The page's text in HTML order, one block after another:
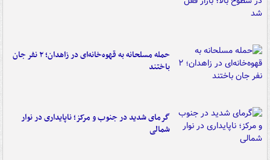
حمله مسلحانه به قهوه‌خانه‌ای در زاهدان؛ ۲ نفر جان
باختند
گرمای شدید در جنوب و مرکز؛ ناپایداری در نوار
شمالی